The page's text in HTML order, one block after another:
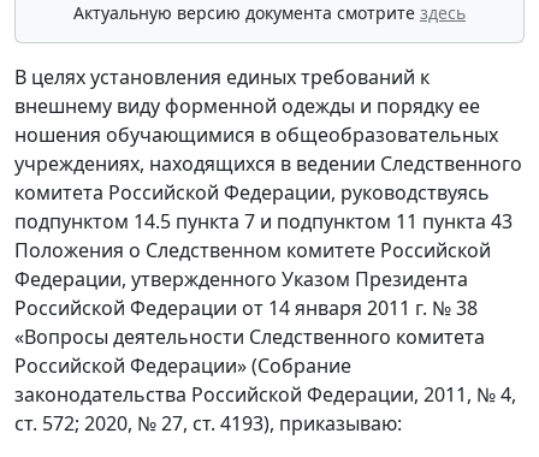
Актуальную версию документа смотрите здесь
В целях установления единых требований к
внешнему виду форменной одежды и порядку ее
ношения обучающимися в общеобразовательных
учреждениях, находящихся в ведении Следственного
комитета Российской Федерации, руководствуясь
подпунктом 14.5 пункта 7 и подпунктом 11 пункта 43
Положения о Следственном комитете Российской
Федерации, утвержденного Указом Президента
Российской Федерации от 14 января 2011 г. № 38
«Вопросы деятельности Следственного комитета
Российской Федерации» (Собрание
законодательства Российской Федерации, 2011, № 4,
ст. 572; 2020, № 27, ст. 4193), приказываю: